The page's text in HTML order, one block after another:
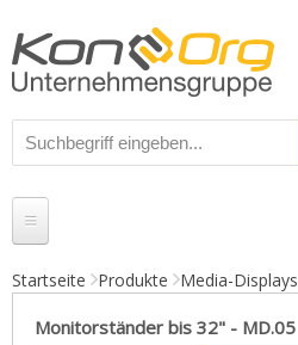
Startseite Produkte Media-Displays
Monitorständer bis 32" - MD.05